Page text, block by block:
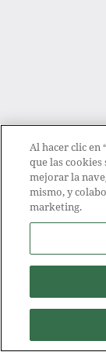
Al hacer clic en
que las
mejorar la
mismo, y
marketing.